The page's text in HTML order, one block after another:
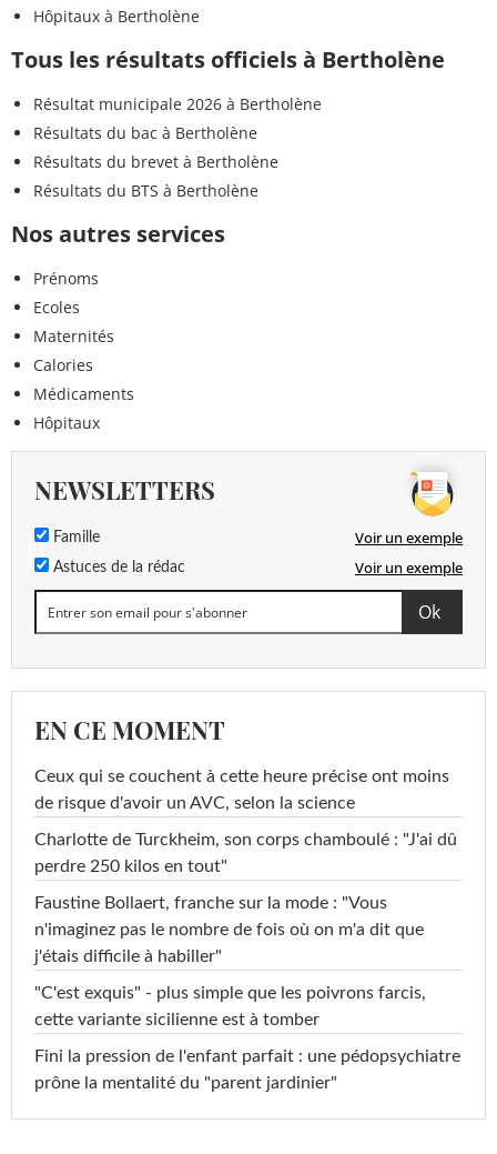
Hôpitaux à Bertholène
Tous les résultats officiels à Bertholène
Résultat municipale 2026 à Bertholène
Résultats du bac à Bertholène
Résultats du brevet à Bertholène
Résultats du BTS à Bertholène
Nos autres services
Prénoms
Ecoles
Maternités
Calories
Médicaments
Hôpitaux
NEWSLETTERS
Famille Voir un exemple
Astuces de la rédac Voir un exemple
EN CE MOMENT
Ceux qui se couchent à cette heure précise ont moins
de risque d'avoir un AVC, selon la science
Charlotte de Turckheim, son corps chamboulé : "J'ai dû
perdre 250 kilos en tout"
Faustine Bollaert, franche sur la mode : "Vous
n'imaginez pas le nombre de fois où on m'a dit que
j'étais difficile à habiller"
"C'est exquis" - plus simple que les poivrons farcis,
cette variante sicilienne est à tomber
Fini la pression de l'enfant parfait : une pédopsychiatre
prône la mentalité du "parent jardinier"